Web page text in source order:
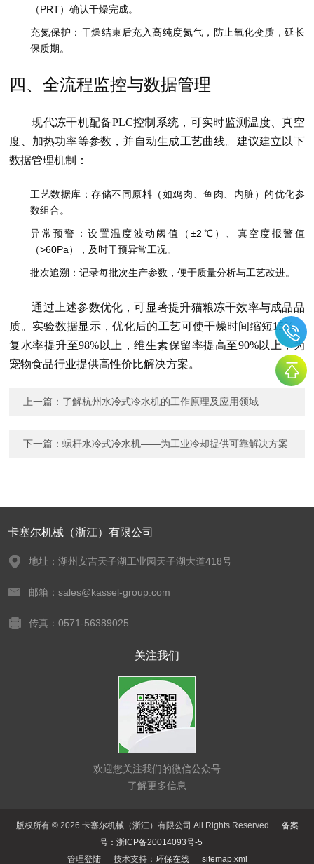
（PRT）确认干燥完成。
充氮保护：干燥结束后充入高纯度氮气，防止氧化变质，延长
保质期。
四、全流程监控与数据管理
现代冻干机配备PLC控制系统，可实时监测温度、真空
度、加热功率等参数，并自动生成工艺曲线。建议建立以下
数据管理机制：
工艺数据库：存储不同原料（如鸡肉、鱼肉、内脏）的优化参
数组合。
异常预警：设置温度波动阈值（±2℃）、真空度报警值
（>60Pa），及时干预异常工况。
批次追溯：记录每批次生产参数，便于质量分析与工艺改进。
通过上述参数优化，可显著提升猫粮冻干效率与成品品
质。实验数据显示，优化后的工艺可使干燥时间缩短15%，
复水率提升至98%以上，维生素保留率提高至90%以上，为
宠物食品行业提供高性价比解决方案。
上一篇： 了解杭州水冷式冷水机的工作原理及应用领域
下一篇：螺杆水冷式冷水机——为工业冷却提供可靠解决方案
卡塞尔机械（浙江）有限公司
地址：湖州安吉天子湖工业园天子湖大道418号
邮箱：sales@kassel-group.com
传真：0571-56389025
关注我们
欢迎您关注我们的微信公众号
了解更多信息
版权所有 © 2026 卡塞尔机械（浙江）有限公司 All Rights Reserved 备案
号：浙ICP备20014093号-5
管理登陆技术支持： 环保在线 sitemap.xml